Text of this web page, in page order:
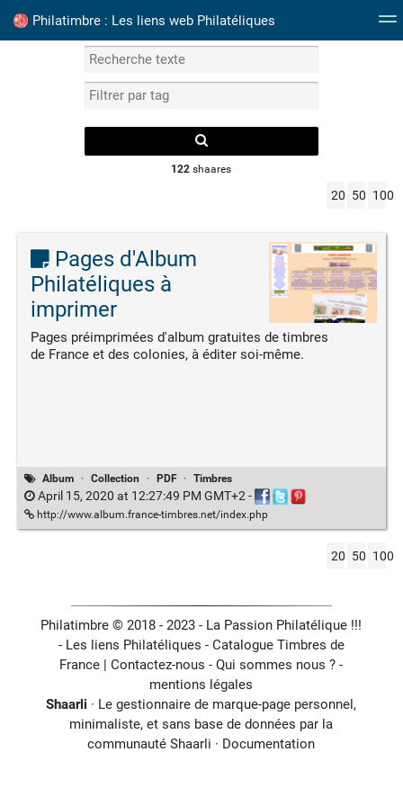
Philatimbre : Les liens web Philatéliques
Mots clefs Catalogue Timbres France
122 shaares
20 50 100
Pages d'Album
Philatéliques à
imprimer
Pages préimprimées d'album gratuites de timbres
de France et des colonies, à éditer soi-même.
Album · Collection · PDF · Timbres
April 15, 2020 at 12:27:49 PM GMT+2 -
http://www.album.france-timbres.net/index.php
20 50 100
Philatimbre © 2018 - 2023 - La Passion Philatélique !!!
- Les liens Philatéliques - Catalogue Timbres de
France |Contactez-nous -Qui sommes nous ? -
mentions légales
Shaarli · Le gestionnaire de marque-page personnel,
minimaliste, et sans base de données par la
communauté Shaarli · Documentation